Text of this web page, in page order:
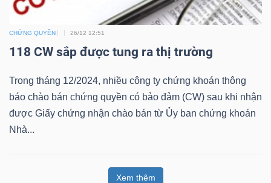
CHỨNG QUYỀN 26/12 12:51
118 CW sắp được tung ra thị trường
Trong tháng 12/2024, nhiều công ty chứng khoán thông
báo chào bán chứng quyền có bảo đảm (CW) sau khi nhận
được Giấy chứng nhận chào bán từ Ủy ban chứng khoán
Nhà...
Xem thêm
Sách
Công
cụ